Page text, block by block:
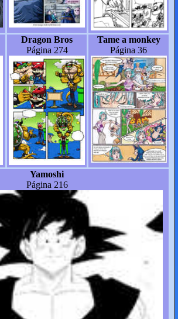
Dragon Bros
Página 274
Tame a monkey
Página 36
Yamoshi
Página 216